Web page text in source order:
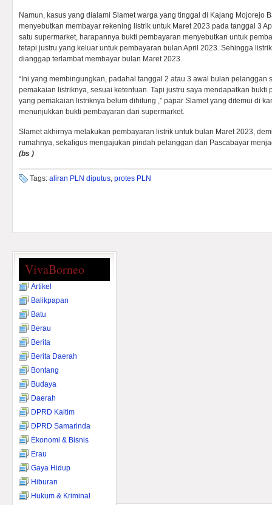
Namun, kasus yang dialami Slamet warga yang tinggal di Kajang Mojorejo
menyebutkan membayar rekening listrik untuk Maret 2023 pada tanggal 3
satu supermarket, harapannya bukti pembayaran menyebutkan untuk
tetapi justru yang keluar untuk pembayaran bulan April 2023. Sehingga
dianggap terlambat membayar bulan Maret 2023.
“Ini yang membingungkan, padahal tanggal 2 atau 3 awal bulan pelanggan
pemakaian listriknya, sesuai ketentuan. Tapi justru saya mendapatkan bukti
yang pemakaian listriknya belum dihitung ,” papar Slamet yang ditemui di
menunjukkan bukti pembayaran dari supermarket.
Slamet akhirnya melakukan pembayaran listrik untuk bulan Maret 2023,
rumahnya, sekaligus mengajukan pindah pelanggan dari Pascabayar
(bs )
Tags: aliran PLN diputus, protes PLN
VivaBorneo
Artikel
Balikpapan
Batu
Berau
Berita
Berita Daerah
Bontang
Budaya
Daerah
DPRD Kaltim
DPRD Samarinda
Ekonomi & Bisnis
Erau
Gaya Hidup
Hiburan
Hukum & Kriminal